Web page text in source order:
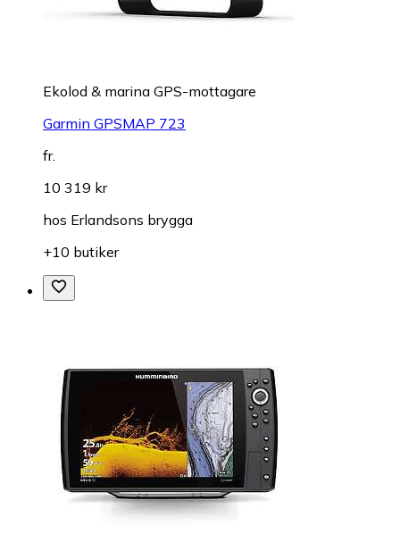
Ekolod & marina GPS-mottagare
Garmin GPSMAP 723
fr.
10 319 kr
hos Erlandsons brygga
+10 butiker